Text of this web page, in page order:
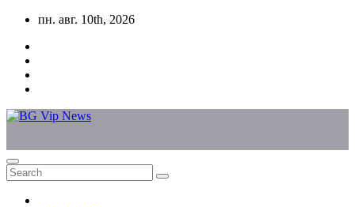
Skip
content
пн. авг. 10th, 2026